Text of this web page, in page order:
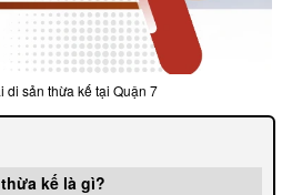
di sản thừa kế tại Quận 7
kế là gì?